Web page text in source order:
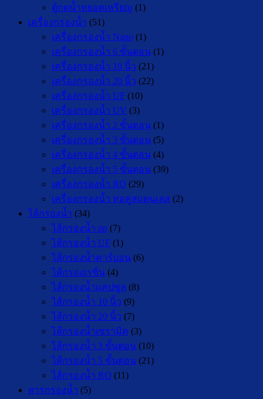
ตู้กดน้ำหยอดเหรียญ (1)
เครื่องกรองน้ำ (51)
เครื่องกรองน้ำ Nano (1)
เครื่องกรองน้ำ 6 ขั้นตอน (1)
เครื่องกรองน้ำ 10 นิ้ว (21)
เครื่องกรองน้ำ 20 นิ้ว (22)
เครื่องกรองน้ำ UF (10)
เครื่องกรองน้ำ UV (3)
เครื่องกรองน้ำ 2 ขั้นตอน (1)
เครื่องกรองน้ำ 3 ขั้นตอน (5)
เครื่องกรองน้ำ 4 ขั้นตอน (4)
เครื่องกรองน้ำ 5 ขั้นตอน (39)
เครื่องกรองน้ำ RO (29)
เครื่องกรองน้ำ ท่อคู่สแตนเลส (2)
ไส้กรองน้ำ (34)
ไส้กรองน้ำ pp (7)
ไส้กรองน้ำ UF (1)
ไส้กรองน้ำคาร์บอน (6)
ไส้กรองเรซิ่น (4)
ไส้กรองน้ำแคปซูล (8)
ไส้กรองน้ำ 10 นิ้ว (9)
ไส้กรองน้ำ 20 นิ้ว (7)
ไส้กรองน้ำเซรามิค (3)
ไส้กรองน้ำ 3 ขั้นตอน (10)
ไส้กรองน้ำ 5 ขั้นตอน (21)
ไส้กรองน้ำ RO (11)
สารกรองน้ำ (5)